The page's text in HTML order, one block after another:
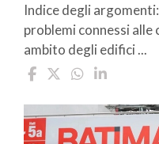
Indice degli
problemi connessi
ambito degli edifici ...